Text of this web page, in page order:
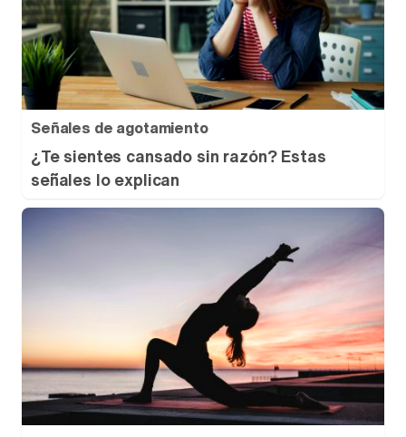
Señales de agotamiento
¿Te sientes cansado sin razón? Estas
señales lo explican